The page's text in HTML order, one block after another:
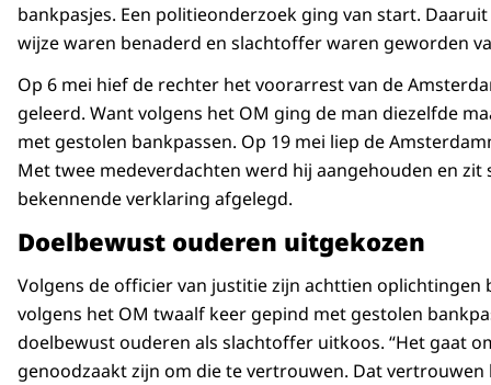
bankpasjes. Een politieonderzoek ging van start.
wijze waren benaderd en slachtoffer waren geworden
Op 6 mei hief de rechter het voorarrest van de
geleerd. Want volgens het OM ging de man diezelfde
met gestolen bankpassen. Op 19 mei liep de
Met twee medeverdachten werd hij aangehouden en
bekennende verklaring afgelegd.
Doelbewust ouderen uitgekozen
Volgens de officier van justitie zijn achttien
volgens het OM twaalf keer gepind met gestolen
doelbewust ouderen als slachtoffer uitkoos. “Het gaat
genoodzaakt zijn om die te vertrouwen. Dat